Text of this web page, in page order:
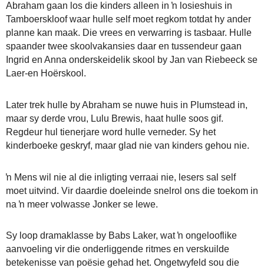
Abraham gaan los die kinders alleen in ŉ losieshuis in
Tamboerskloof waar hulle self moet regkom totdat hy ander
planne kan maak. Die vrees en verwarring is tasbaar. Hulle
spaander twee skoolvakansies daar en tussendeur gaan
Ingrid en Anna onderskeidelik skool by Jan van Riebeeck se
Laer-en Hoërskool.
Later trek hulle by Abraham se nuwe huis in Plumstead in,
maar sy derde vrou, Lulu Brewis, haat hulle soos gif.
Regdeur hul tienerjare word hulle verneder. Sy het
kinderboeke geskryf, maar glad nie van kinders gehou nie.
ŉ Mens wil nie al die inligting verraai nie, lesers sal self
moet uitvind. Vir daardie doeleinde snelrol ons die toekom in
na ŉ meer volwasse Jonker se lewe.
Sy loop dramaklasse by Babs Laker, wat ŉ ongelooflike
aanvoeling vir die onderliggende ritmes en verskuilde
betekenisse van poësie gehad het. Ongetwyfeld sou die